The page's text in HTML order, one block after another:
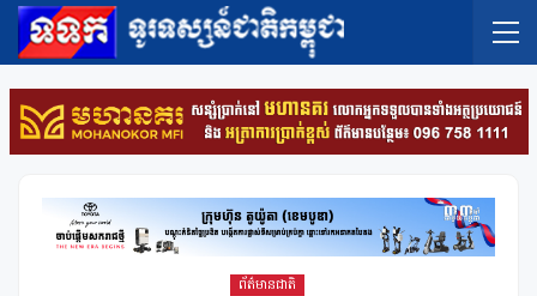
ព័ត៌មានជាតិ